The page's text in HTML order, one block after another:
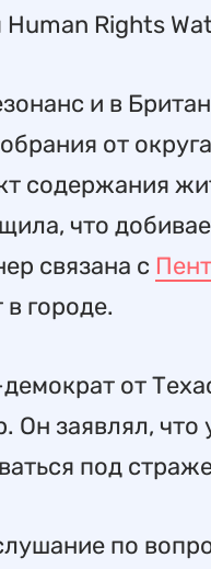
Human Rights
и в
от
содержания
что
связана с
городе.
от
Он заявлял,
под
по